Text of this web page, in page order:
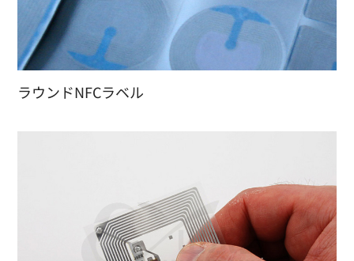
ラウンドNFCラベル